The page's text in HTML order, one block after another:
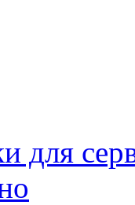
для